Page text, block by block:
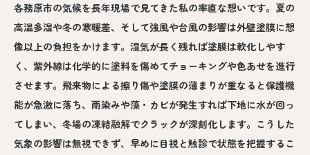
各務原市の気候を長年現場で見てきた私の率直な想いです。夏の
高温多湿や冬の寒暖差、そして強風や台風の影響は外壁塗膜に想
像以上の負担をかけます。湿気が長く残れば塗膜は軟化しやす
く、紫外線は化学的に塗料を傷めてチョーキングや色あせを進行
させます。飛来物による擦り傷や塗膜の薄まりが重なると保護機
能が急激に落ち、雨染みや藻・カビが発生すれば下地に水が回っ
てしまい、冬場の凍結融解でクラックが深刻化します。こうした
気象の影響は無視できず、早めに目視と触診で状態を把握するこ